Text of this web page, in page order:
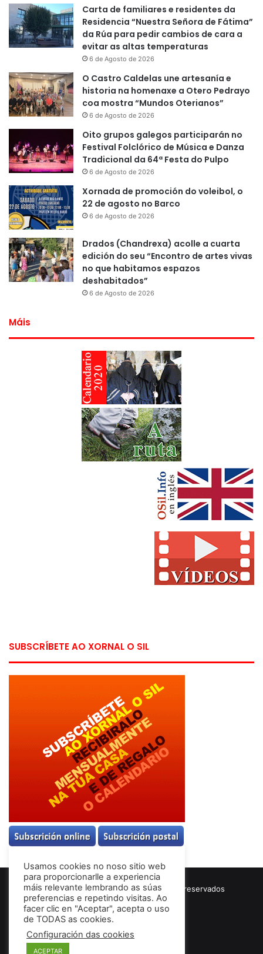
Carta de familiares e residentes da
Residencia “Nuestra Señora de Fátima”
da Rúa para pedir cambios de cara a
evitar as altas temperaturas
6 de Agosto de 2026
O Castro Caldelas une artesanía e
historia na homenaxe a Otero Pedrayo
coa mostra “Mundos Oterianos”
6 de Agosto de 2026
Oito grupos galegos participarán no
Festival Folclórico de Música e Danza
Tradicional da 64ª Festa do Pulpo
6 de Agosto de 2026
Xornada de promoción do voleibol, o
22 de agosto no Barco
6 de Agosto de 2026
Drados (Chandrexa) acolle a cuarta
edición do seu “Encontro de artes vivas
no que habitamos espazos
deshabitados”
6 de Agosto de 2026
Máis
SUBSCRÍBETE AO XORNAL O SIL
© Copyright 2026, Todos los derechos reservados
Términos & Condiciones
Usamos cookies no noso sitio web
para proporcionarlle a experiencia
máis relevante lembrando as súas
preferencias e repetindo visitas. Ao
facer clic en "Aceptar", acepta o uso
de TODAS as cookies.
Configuración das cookies
ACEPTAR